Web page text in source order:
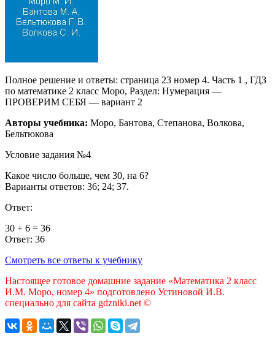
Полное решение и ответы: страница 23 номер 4. Часть 1 , ГДЗ
по математике 2 класс Моро, Раздел: Нумерация —
ПРОВЕРИМ СЕБЯ — вариант 2
Авторы учебника: Моро, Бантова, Степанова, Волкова,
Бельтюкова
Условие задания №4
Какое число больше, чем 30, на 6?
Варианты ответов: 36; 24; 37.
Ответ:
30 + 6 = 36
Ответ: 36
Смотреть все ответы к учебнику
Настоящее готовое домашние задание «Математика 2 класс
И.М. Моро, номер 4» подготовлено Устиновой И.В.
специально для сайта gdzniki.net ©